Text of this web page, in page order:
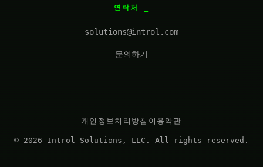
연락처
solutions@introl.com
문의하기
개인정보처리방침 이용약관
© 2026 Introl Solutions, LLC. All rights reserved.